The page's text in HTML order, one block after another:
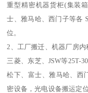
重型精密机器货柜(集装
士、雅马哈、西门子等各
位。
2、工厂搬迁、机器厂房内
三菱、东芝、JSW等25T-
松下、富士、雅马哈、西
密设备，光电设备搬运定